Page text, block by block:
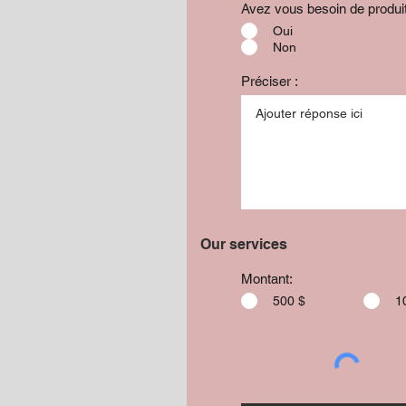
Avez vous besoin de
Oui
Non
Préciser :
Our services
Montant:
500 $